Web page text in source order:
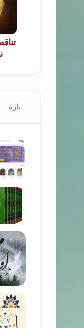
۸۸/۰۴/۱۶
تازه